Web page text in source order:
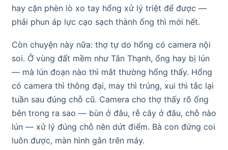
hay cặn phèn lò xo tay hổng xử lý triệt để được —
phải phun áp lực cạo sạch thành ống thì mới hết.
Còn chuyện này nữa: thợ tự do hổng có camera nội
soi. Ở vùng đất mềm như Tân Thạnh, ống hay bị lún
— mà lún đoạn nào thì mắt thường hổng thấy. Hổng
có camera thì thông đại, may thì trúng, xui thì tắc lại
tuần sau đúng chỗ cũ. Camera cho thợ thấy rõ ống
bên trong ra sao — bùn ở đâu, rễ cây ở đâu, chỗ nào
lún — xử lý đúng chỗ nên dứt điểm. Bà con đứng coi
luôn được, màn hình gắn trên máy.